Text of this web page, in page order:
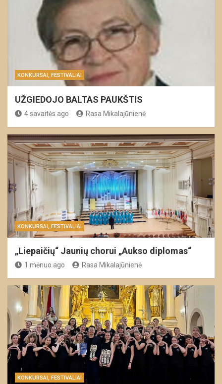
KONKURSAI, FESTIVALIAI
UŽGIEDOJO BALTAS PAUKŠTIS
4 savaitės ago Rasa Mikalajūnienė
KONKURSAI, FESTIVALIAI
„Liepaičių“ Jaunių chorui „Aukso diplomas“
1 mėnuo ago Rasa Mikalajūnienė
KONKURSAI, FESTIVALIAI